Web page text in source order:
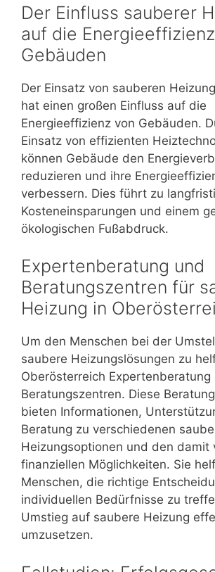
Der Einfluss sauberer
auf die
Gebäuden
Der Einsatz von sauberen
hat einen großen Einfluss auf die
Energieeffizienz von Gebäuden.
Einsatz von effizienten
können Gebäude den
reduzieren und ihre
verbessern. Dies führt zu
Kosteneinsparungen und einem
ökologischen Fußabdruck.
Expertenberatung und
Beratungszentren für
Heizung in
Um den Menschen bei der
saubere Heizungslösungen zu
Oberösterreich Expertenberatung
Beratungszentren. Diese
bieten Informationen,
Beratung zu verschiedenen
Heizungsoptionen und den damit
finanziellen Möglichkeiten. Sie
Menschen, die richtige
individuellen Bedürfnisse zu
Umstieg auf saubere Heizung
umzusetzen.